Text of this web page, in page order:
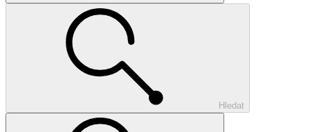
Hledat